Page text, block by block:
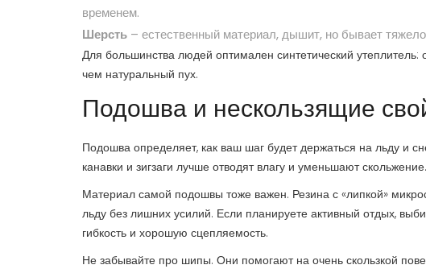
временем.
Шерсть – естественный материал, дышит, но бывает
Для большинства людей оптимален синтетический утеплитель:
чем натуральный пух.
Подошва и нескользящие
Подошва определяет, как ваш шаг будет держаться на льду и
канавки и зигзаги лучше отводят влагу и уменьшают скольжение.
Материал самой подошвы тоже важен. Резина с «липкой»
льду без лишних усилий. Если планируете активный отдых,
гибкость и хорошую сцепляемость.
Не забывайте про шипы. Они помогают на очень скользкой